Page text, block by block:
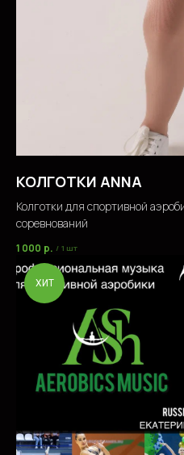
КОЛГОТКИ ANNA
Колготки для спортивной
соревнований
1 000 р. / 1 шт
ХИТ